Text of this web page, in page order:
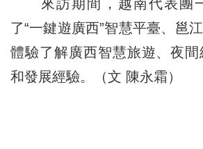
來訪期間，越南代表團
了“一鍵遊廣西”智慧平臺、邕
體驗了解廣西智慧旅遊、夜
和發展經驗。（文 陳永霜）